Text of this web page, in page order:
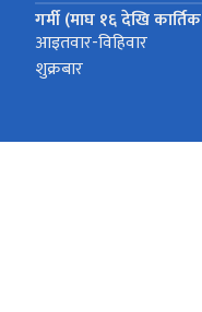
गर्मी (माघ १६ देखि
आइतवार-विहिवार
शुक्रबार